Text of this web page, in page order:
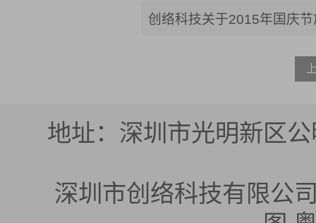
创络科技关于2015年国庆
地址：深圳市光明新区
深圳市创络科技有限公